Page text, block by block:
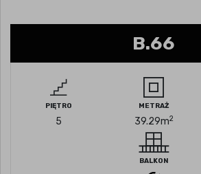
B.66
PIĘTRO
5
METRAŻ
39.29m2
BALKON